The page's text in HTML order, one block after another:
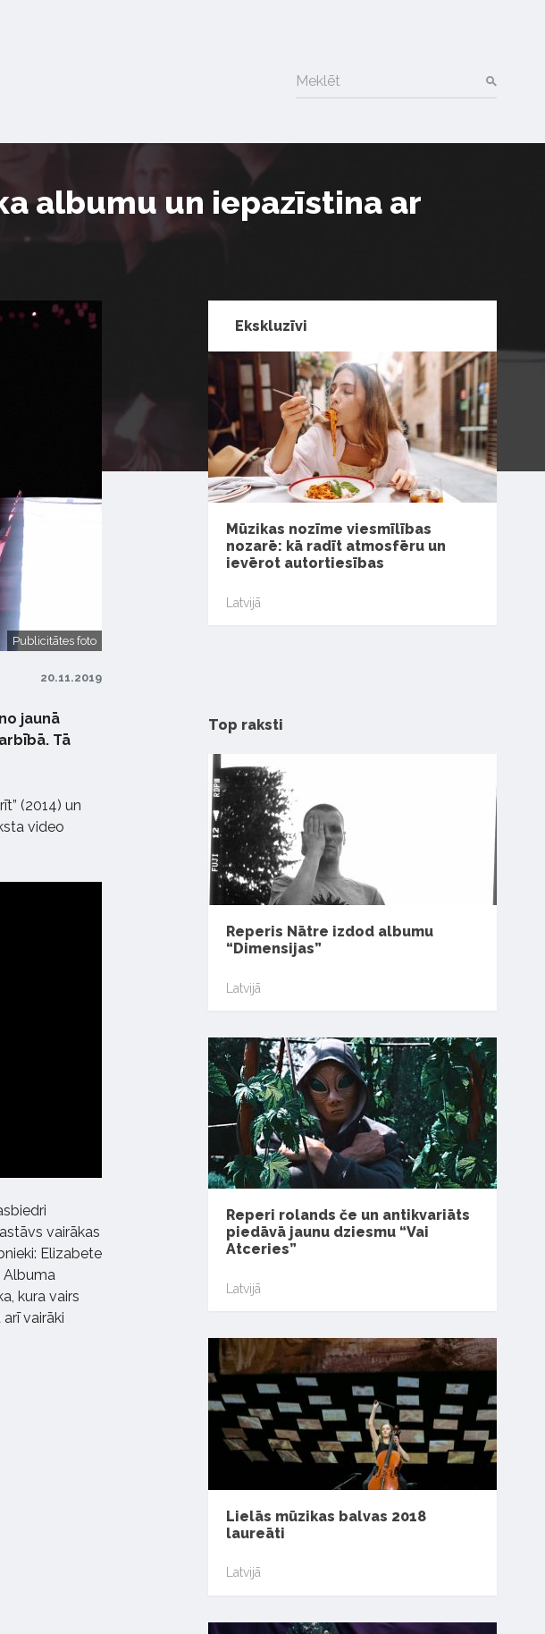
Meklēt
albumu un iepazīstina ar
Publicitātes foto
20.11.2019
jaunā
Tā
(2014) un
video
vairākas
Elizabete
Albuma
kura vairs
vairāki
Ekskluzīvi
Mūzikas nozīme viesmīlības
nozarē: kā radīt atmosfēru un
ievērot autortiesības
Latvijā
Top raksti
Reperis Nātre izdod albumu
“Dimensijas”
Latvijā
Reperi rolands če un antikvariāts
piedāvā jaunu dziesmu “Vai
Atceries”
Latvijā
Lielās mūzikas balvas 2018
laureāti
Latvijā